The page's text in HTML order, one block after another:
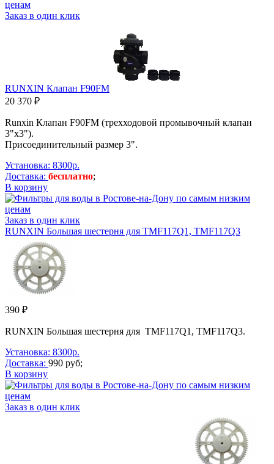
Заказ в один клик
RUNXIN Клапан F90FM
20 370 ₽
Runxin Клапан F90FM (трехходовой промывочный клапан
3"х3").
Присоединительный размер 3".
Установка: 8300р.
Доставка: бесплатно;
В корзину
Заказ в один клик
RUNXIN Большая шестерня для TMF117Q1, TMF117Q3
390 ₽
RUNXIN Большая шестерня для TMF117Q1, TMF117Q3.
Установка: 8300р.
Доставка: 990 руб;
В корзину
Заказ в один клик